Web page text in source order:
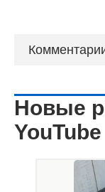
Новые
YouTube